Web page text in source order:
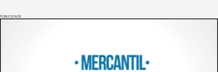
PUBLICIDADE